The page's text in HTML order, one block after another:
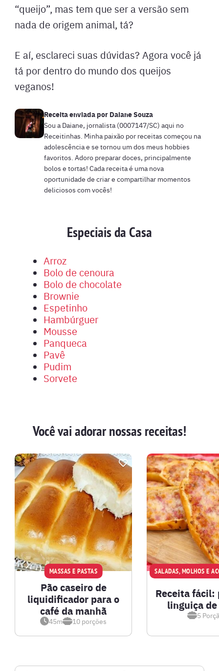
“queijo”, mas tem que ser a versão sem
nada de origem animal, tá?
E aí, esclareci suas dúvidas? Agora você já
tá por dentro do mundo dos queijos
veganos!
Receita enviada por Daiane Souza
Sou a Daiane, jornalista (0007147/SC) aqui no
Receitinhas. Minha paixão por receitas começou na
adolescência e se tornou um dos meus hobbies
favoritos. Adoro preparar doces, principalmente
bolos e tortas! Cada receita é uma nova
oportunidade de criar e compartilhar momentos
deliciosos com vocês!
Especiais da Casa
Arroz
Bolo de cenoura
Bolo de chocolate
Brownie
Espetinho
Hambúrguer
Mousse
Panqueca
Pavê
Pudim
Sorvete
Você vai adorar nossas receitas!
MASSAS E PASTAS
Pão caseiro de
liquidificador para o
café da manhã
45m 10 porções
Receita fácil:
linguiça
5